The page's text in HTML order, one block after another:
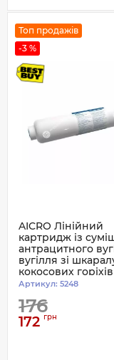
Топ продажів
-3 %
AICRO Лінійний
картридж із
антрацитного
вугілля зі
кокосових горіхів
Артикул: 5248
176
172 грн